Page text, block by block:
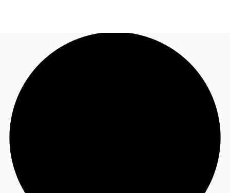
オフィス・事務所
倉庫・物流センター
お電話